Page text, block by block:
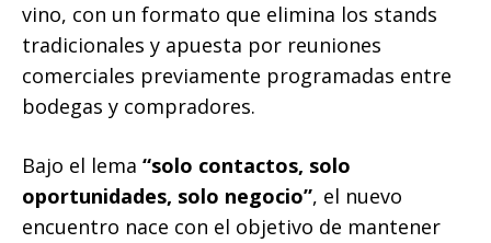
vino, con un formato que elimina los stands
tradicionales y apuesta por reuniones
comerciales previamente programadas entre
bodegas y compradores.
Bajo el lema “solo contactos, solo
oportunidades, solo negocio”, el nuevo
encuentro nace con el objetivo de mantener